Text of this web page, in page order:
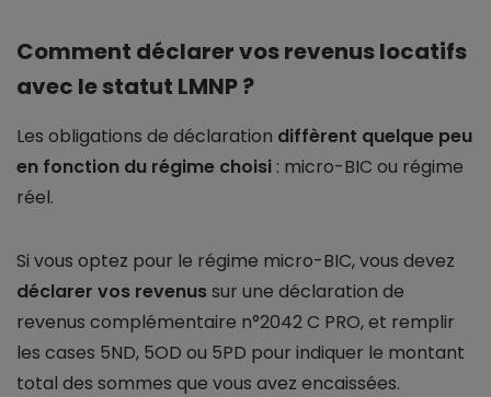
Comment déclarer vos revenus locatifs
avec le statut LMNP ?
Les obligations de déclaration diffèrent quelque peu
en fonction du régime choisi : micro-BIC ou régime
réel.
Si vous optez pour le régime micro-BIC, vous devez
déclarer vos revenussur une déclaration de
revenus complémentaire n°2042 C PRO, et remplir
les cases 5ND, 5OD ou 5PD pour indiquer le montant
total des sommes que vous avez encaissées.